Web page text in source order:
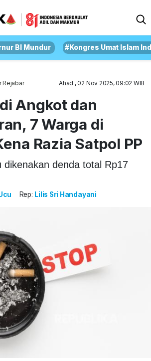
BI Mundur #Kongres Umat Islam
Rejabar Ahad , 02 Nov 2025, 09:02 WIB
Angkot dan
7 Warga di
Razia Satpol PP
dikenakan denda total Rp17
Rep: Lilis Sri Handayani